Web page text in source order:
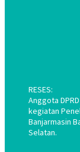
RESES:
Anggota
kegiatan
Banjarmasin
Selatan.